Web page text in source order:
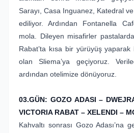
Sarayı, Casa Inguanez, Katedral
ediliyor. Ardından Fontanella
mola. Dileyen misafirler
Rabat’ta kısa bir yürüyüş yaparak
olan Sliema’ya geçiyoruz.
ardından otelimize dönüyoruz.
03.GÜN: GOZO ADASI–
VICTORIA RABAT – XELENDI –
Kahvaltı sonrası Gozo Adası’na